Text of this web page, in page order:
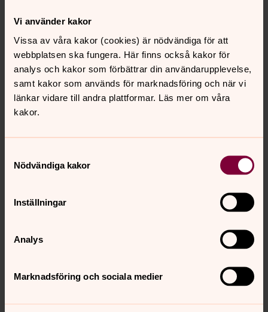
Vi använder kakor
Vissa av våra kakor (cookies) är nödvändiga för att
webbplatsen ska fungera. Här finns också kakor för
analys och kakor som förbättrar din användarupplevelse,
samt kakor som används för marknadsföring och när vi
länkar vidare till andra plattformar. Läs mer om våra
kakor.
Nödvändiga kakor
Inställningar
Analys
Marknadsföring och sociala medier
Sofia Bohman
Mobil:076-146 43 66
E-post:
Förvaltningssekreterare